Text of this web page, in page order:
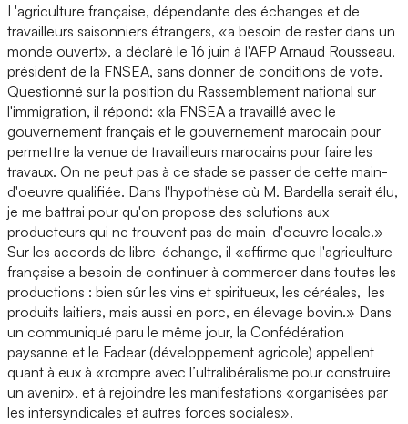
L'agriculture française, dépendante des échanges et de
travailleurs saisonniers étrangers, «a besoin de rester dans un
monde ouvert», a déclaré le 16 juin à l'AFP Arnaud Rousseau,
président de la FNSEA, sans donner de conditions de vote.
Questionné sur la position du Rassemblement national sur
l'immigration, il répond: «la FNSEA a travaillé avec le
gouvernement français et le gouvernement marocain pour
permettre la venue de travailleurs marocains pour faire les
travaux. On ne peut pas à ce stade se passer de cette main-
d'oeuvre qualifiée. Dans l'hypothèse où M. Bardella serait élu,
je me battrai pour qu'on propose des solutions aux
producteurs qui ne trouvent pas de main-d'oeuvre locale.»
Sur les accords de libre-échange, il «affirme que l'agriculture
française a besoin de continuer à commercer dans toutes les
productions : bien sûr les vins et spiritueux, les céréales, les
produits laitiers, mais aussi en porc, en élevage bovin.» Dans
un communiqué paru le même jour, la Confédération
paysanne et le Fadear (développement agricole) appellent
quant à eux à «rompre avec l’ultralibéralisme pour construire
un avenir», et à rejoindre les manifestations «organisées par
les intersyndicales et autres forces sociales».